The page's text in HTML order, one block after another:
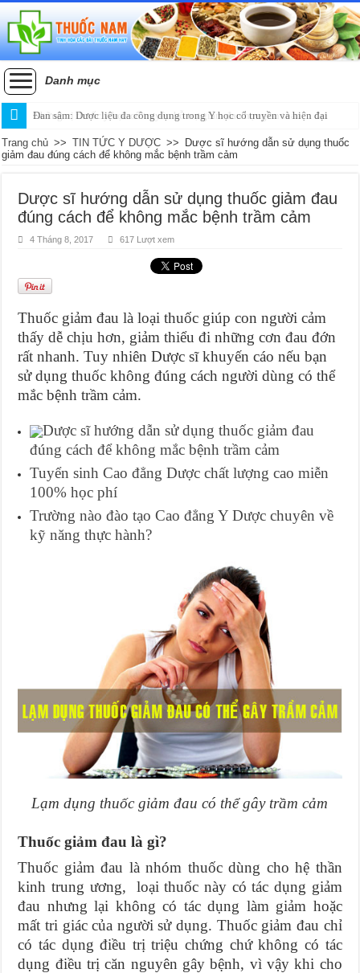
Danh mục
Đan sâm: Dược liệu đa công dụng trong Y học cổ truyền và hiện đại
Trang chủ >> TIN TỨC Y DƯỢC >>
Dược sĩ hướng dẫn sử dụng thuốc
giảm đau đúng cách để không mắc bệnh trầm cảm
Dược sĩ hướng dẫn sử dụng thuốc giảm đau
đúng cách để không mắc bệnh trầm cảm
4 Tháng 8, 2017 617 Lượt xem
Thuốc giảm đau là loại thuốc giúp con người cảm
thấy dễ chịu hơn, giảm thiểu đi những cơn đau đớn
rất nhanh. Tuy nhiên Dược sĩ khuyến cáo nếu bạn
sử dụng thuốc không đúng cách người dùng có thể
mắc bệnh trầm cảm.
Dược sĩ hướng dẫn sử dụng thuốc giảm đau
đúng cách để không mắc bệnh trầm cảm
Tuyển sinh Cao đẳng Dược chất lượng cao miễn
100% học phí
Trường nào đào tạo Cao đẳng Y Dược chuyên về
kỹ năng thực hành?
Lạm dụng thuốc giảm đau có thể gây trầm cảm
Thuốc giảm đau là gì?
Thuốc giảm đau là nhóm thuốc dùng cho hệ thần
kinh trung ương, loại thuốc này có tác dụng giảm
đau nhưng lại không có tác dụng làm giảm hoặc
mất tri giác của người sử dụng. Thuốc giảm đau chỉ
có tác dụng điều trị triệu chứng chứ không có tác
dụng điều trị căn nguyên gây bệnh, vì vậy khi cho